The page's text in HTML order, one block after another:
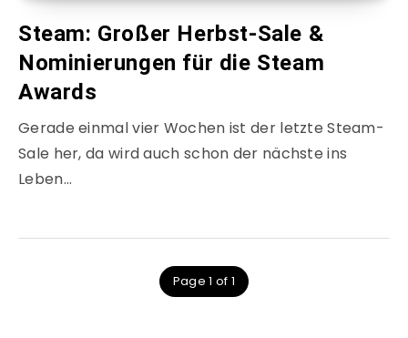
Steam: Großer Herbst-Sale &
Nominierungen für die Steam
Awards
Gerade einmal vier Wochen ist der letzte Steam-
Sale her, da wird auch schon der nächste ins
Leben…
Page 1 of 1